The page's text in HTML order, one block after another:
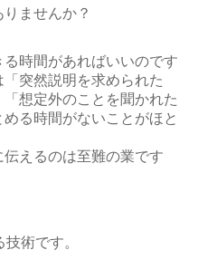
ませんか？
時間があればいいのです
突然説明を求められた
想定外のことを聞かれた
る時間がないことがほと
えるのは至難の業です
術です。